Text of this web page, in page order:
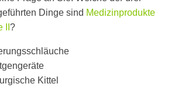
to
Dinge sind Medizinprodukte
?
Kittel